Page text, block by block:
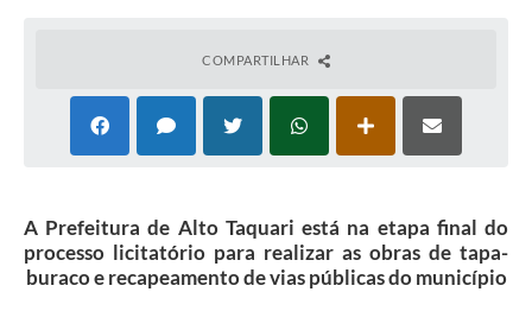
COMPARTILHAR
A Prefeitura de Alto Taquari está na etapa final do
processo licitatório para realizar as obras de tapa-
buraco e recapeamento de vias públicas do município